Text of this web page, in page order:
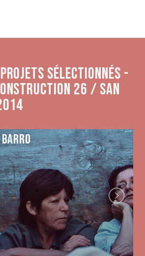
sélectionnés -
26 / San
Barro
Next